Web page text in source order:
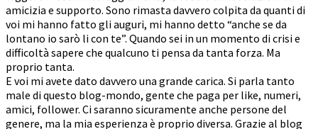
amicizia e supporto. Sono rimasta davvero colpita da quanti di
voi mi hanno fatto gli auguri, mi hanno detto “anche se da
lontano io sarò li con te”. Quando sei in un momento di crisi e
difficoltà sapere che qualcuno ti pensa da tanta forza. Ma
proprio tanta.
E voi mi avete dato davvero una grande carica. Si parla tanto
male di questo blog-mondo, gente che paga per like, numeri,
amici, follower. Ci saranno sicuramente anche persone del
genere, ma la mia esperienza è proprio diversa. Grazie al blog